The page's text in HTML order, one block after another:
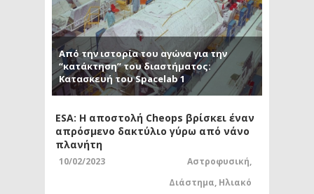
Από την ιστορία του αγώνα για την
“κατάκτηση” του διαστήματος:
Κατασκευή του Spacelab 1
ESA: Η αποστολή Cheops βρίσκει έναν
απρόσμενο δακτύλιο γύρω από νάνο
πλανήτη
10/02/2023 Αστροφυσική,
Διάστημα, Ηλιακό